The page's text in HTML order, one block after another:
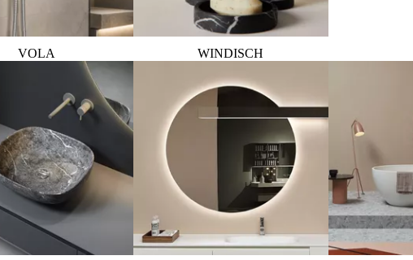
VOLA WINDISCH